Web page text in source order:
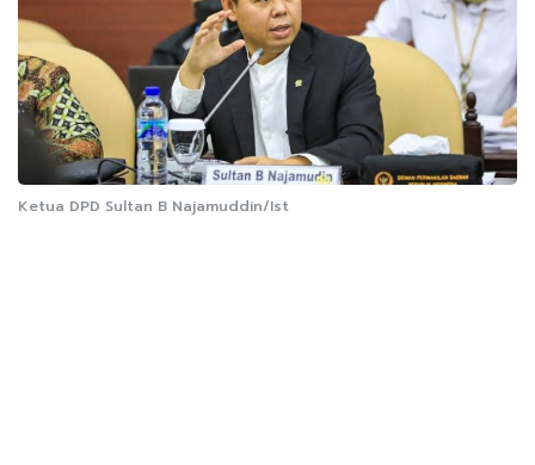
Ketua DPD Sultan B Najamuddin/Ist